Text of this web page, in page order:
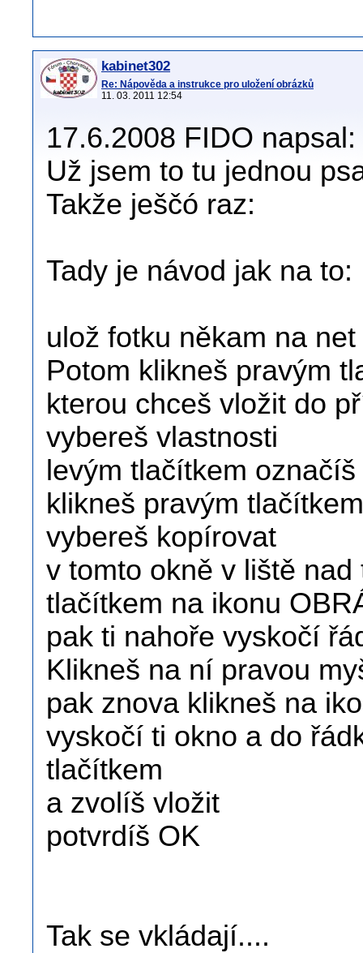
kabinet302
Re: Nápověda a instrukce pro uložení obrázků
11. 03. 2011 12:54
17.6.2008 FIDO napsal:
Už jsem to tu jednou
Takže ješčó raz:
Tady je návod jak na to:
ulož fotku někam na
Potom klikneš pravým
kterou chceš vložit do
vybereš vlastnosti
levým tlačítkem
klikneš pravým
vybereš kopírovat
v tomto okně v liště
tlačítkem na ikonu
pak ti nahoře vyskočí
Klikneš na ní pravou
pak znova klikneš na
vyskočí ti okno a do
tlačítkem
a zvolíš vložit
potvrdíš OK
Tak se vkládají....